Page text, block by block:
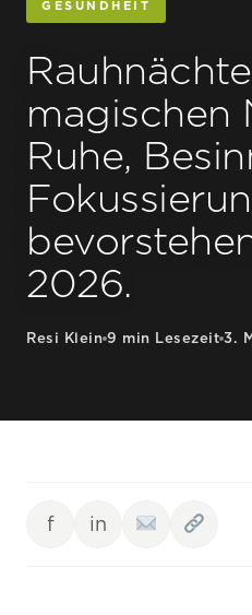
GESUNDHEIT
Rauhnächte
magischen
Ruhe,
2026.
Resi Klein 9 min Lesezeit 3.
f in